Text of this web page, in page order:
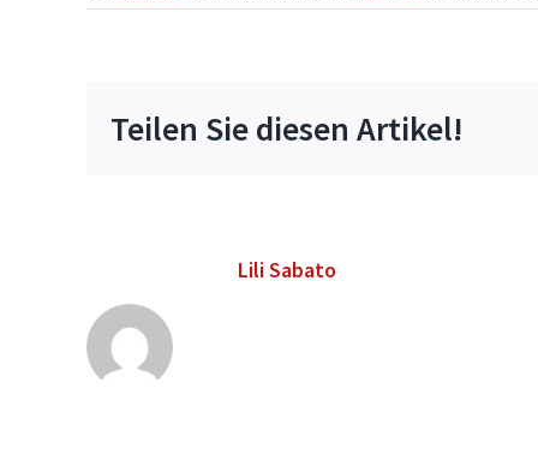
Teilen Sie diesen Artikel!
Lili Sabato